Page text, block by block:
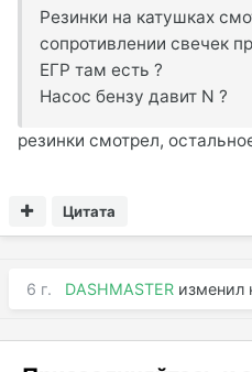
Резинки на катушках
сопротивлении свечек
ЕГР там есть ?
Насос бензу давит N ?
резинки смотрел,
Цитата
6 г. DASHMASTER изменил